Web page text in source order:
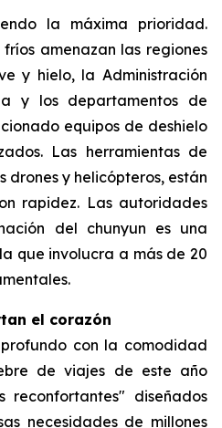
la máxima prioridad.
amenazan las regiones
y hielo, la Administración
y los departamentos de
equipos de deshielo
Las herramientas de
y helicópteros, están
rapidez. Las autoridades
del chunyun es una
que involucra a más de 20
el corazón
profundo con la comodidad
de viajes de este año
reconfortantes" diseñados
necesidades de millones